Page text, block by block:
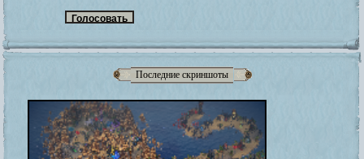
Последние скриншоты